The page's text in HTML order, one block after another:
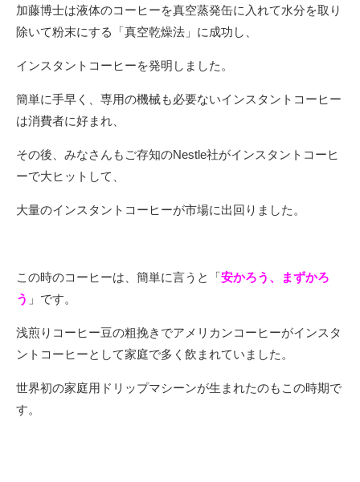
加藤博士は液体のコーヒーを真空蒸発缶に入れて水分を取り
除いて粉末にする「真空乾燥法」に成功し、
インスタントコーヒーを発明しました。
簡単に手早く、専用の機械も必要ないインスタントコーヒー
は消費者に好まれ、
その後、みなさんもご存知のNestle社がインスタントコーヒ
ーで大ヒットして、
大量のインスタントコーヒーが市場に出回りました。
この時のコーヒーは、簡単に言うと「 安かろう、まずかろ
う 」です。
浅煎りコーヒー豆の粗挽きでアメリカンコーヒーがインスタ
ントコーヒーとして家庭で多く飲まれていました。
世界初の家庭用ドリップマシーンが生まれたのもこの時期で
す。